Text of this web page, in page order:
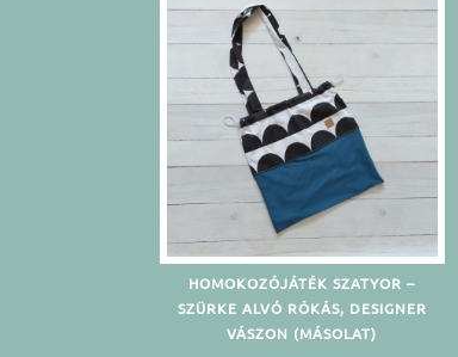
HOMOKOZÓJÁTÉK SZATYOR –
SZÜRKE ALVÓ RÓKÁS, DESIGNER
VÁSZON (MÁSOLAT)